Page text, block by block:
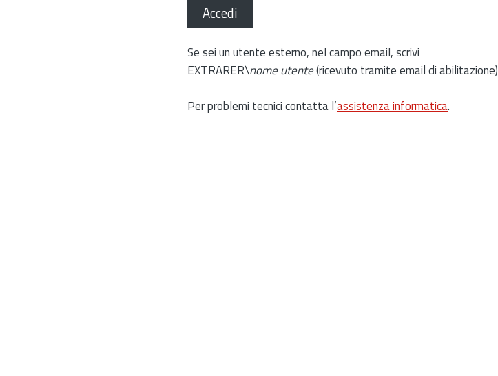
Accedi
Se sei un utente esterno, nel campo email, scrivi
EXTRARER\nome utente(ricevuto tramite email di abilitazione)
Per problemi tecnici contatta l’assistenza informatica.